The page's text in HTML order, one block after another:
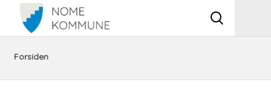
Vis
Du
Forsiden